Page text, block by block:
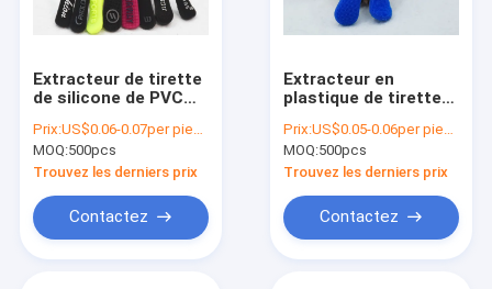
Extracteur de tirette
de silicone de PVC
Prix:US$0.06-0.07per piece
MOQ:500pcs
Trouvez les derniers prix
Contactez
Extracteur en
plastique de tirette
Prix:US$0.05-0.06per piece
MOQ:500pcs
Trouvez les derniers prix
Contactez